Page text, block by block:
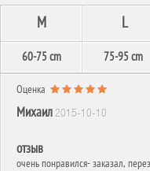
M L
60-75 cm 75-95 cm
Оценка
Михаил 2015-10-10
отзыв
очень понравился- заказал,